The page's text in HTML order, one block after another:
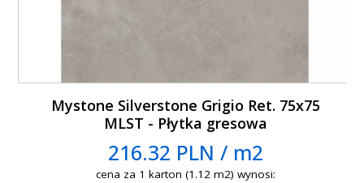
Mystone Silverstone Grigio Ret. 75x75
MLST - Płytka gresowa
216.32 PLN / m2
cena za 1 karton (1.12 m2) wynosi: